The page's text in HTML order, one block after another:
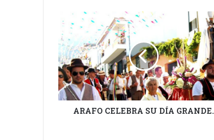
ARAFO
CELEBRA
SU
DÍA
GRANDE.
ARAFO CELEBRA SU DÍA GRANDE.